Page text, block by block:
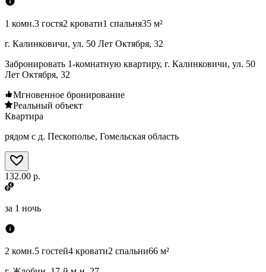
1 комн.3 гостя2 кровати1 спальня35 м²
г. Калинковичи, ул. 50 Лет Октября, 32
Забронировать 1-комнатную квартиру, г. Калинковичи, ул. 50
Лет Октября, 32
Мгновенное бронирование
Реальный объект
Квартира
рядом с д. Пескополье, Гомельская область
132.00 р.
за 1 ночь
2 комн.5 гостей4 кровати2 спальни66 м²